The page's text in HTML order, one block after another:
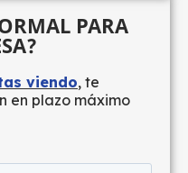
PARA
viendo, te
en plazo máximo